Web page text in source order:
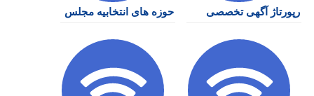
رپورتاژ آگهی تخصصی حوزه های انتخابیه مجلس